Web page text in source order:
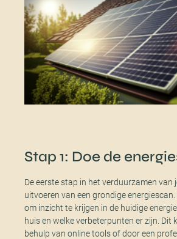
Stap 1: Doe de
De eerste stap in het verduurzamen van
uitvoeren van een grondige energiescan.
om inzicht te krijgen in de huidige
huis en welke verbeterpunten er zijn. Dit
behulp van online tools of door een